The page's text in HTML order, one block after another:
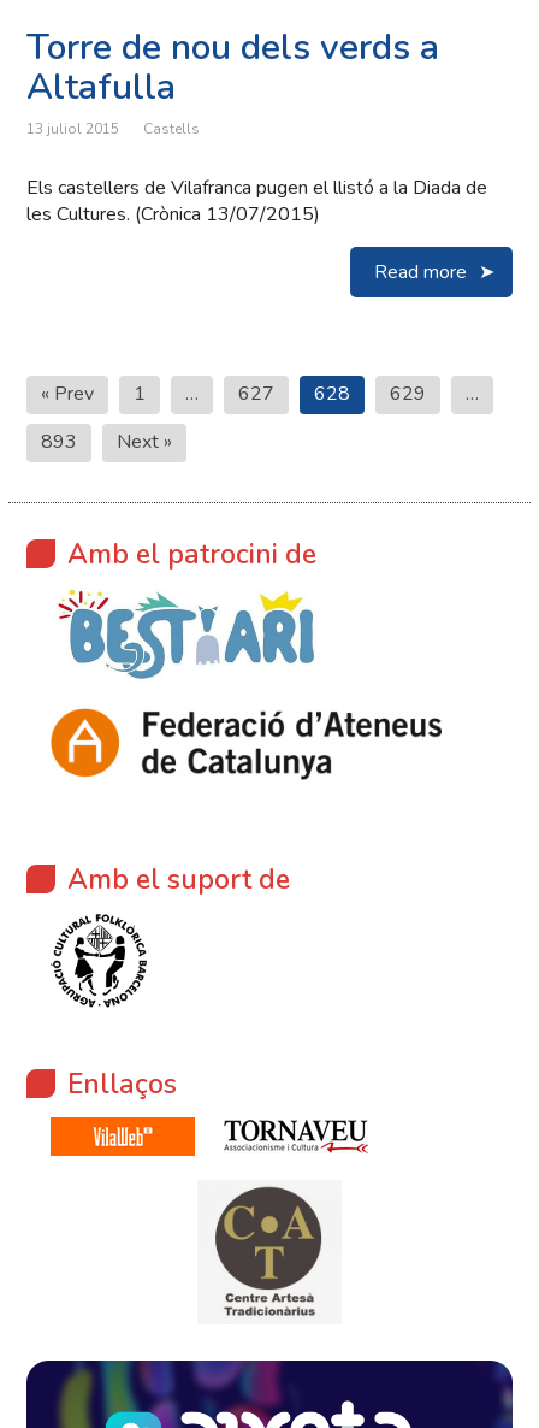
Torre de nou dels verds a
Altafulla
13 juliol 2015 Castells
Els castellers de Vilafranca pugen el llistó a la Diada de
les Cultures. (Crònica 13/07/2015)
Read more
Paginació
de
les
entrades
« Prev 1 … 627 628 629
…
893
Next »
Amb el patrocini de
Amb el suport de
Enllaços